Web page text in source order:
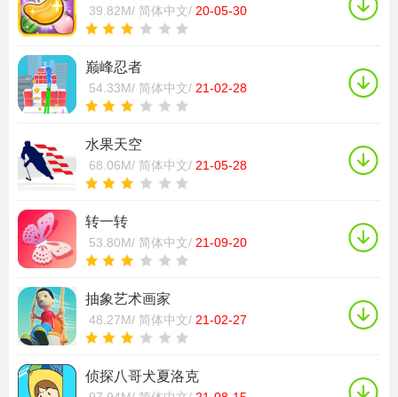
39.82M/ 简体中文/ 20-05-30
巅峰忍者
54.33M/ 简体中文/ 21-02-28
水果天空
68.06M/ 简体中文/ 21-05-28
转一转
53.80M/ 简体中文/ 21-09-20
抽象艺术画家
48.27M/ 简体中文/ 21-02-27
侦探八哥犬夏洛克